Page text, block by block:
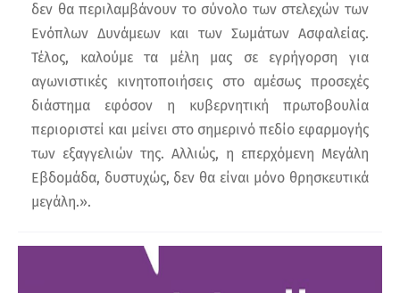
δεν θα περιλαμβάνουν το σύνολο των στελεχών των
Ενόπλων Δυνάμεων και των Σωμάτων Ασφαλείας.
Τέλος, καλούμε τα μέλη μας σε εγρήγορση για
αγωνιστικές κινητοποιήσεις στο αμέσως προσεχές
διάστημα εφόσον η κυβερνητική πρωτοβουλία
περιοριστεί και μείνει στο σημερινό πεδίο εφαρμογής
των εξαγγελιών της. Αλλιώς, η επερχόμενη Μεγάλη
Εβδομάδα, δυστυχώς, δεν θα είναι μόνο θρησκευτικά
μεγάλη.».